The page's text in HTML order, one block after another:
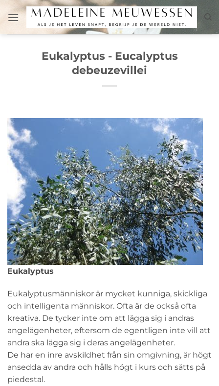
content
Eukalyptus - Eucalyptus
debeuzevillei
Eukalyptus
Eukalyptusmänniskor är mycket kunniga, skickliga
och intelligenta människor. Ofta är de också ofta
kreativa. De tycker inte om att lägga sig i andras
angelägenheter, eftersom de egentligen inte vill att
andra ska lägga sig i deras angelägenheter.
De har en inre avskildhet från sin omgivning, är högt
ansedda av andra och hålls högt i kurs och sätts på
piedestal.